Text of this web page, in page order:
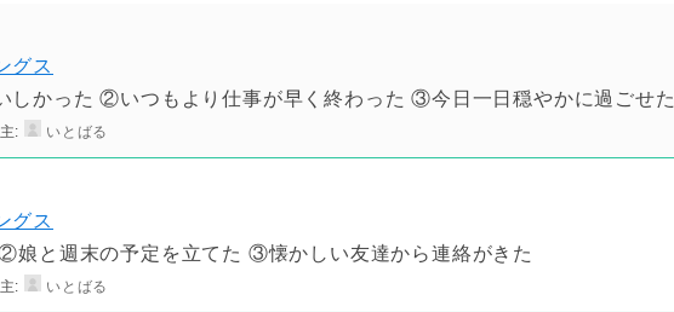
グス
しかった ②いつもより仕事が早く終わった ③今日一日穏やかに過ごせた
: いとばる
グス
と週末の予定を立てた ③懐かしい友達から連絡がきた
: いとばる